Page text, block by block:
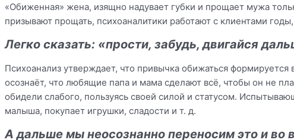
«Обиженная» жена, изящно надувает губки и прощает мужа
призывают прощать, психоаналитики работают с клиентами
Легко сказать: «прости, забудь, двигайся
Психоанализ утверждает, что привычка обижаться
осознаёт, что любящие папа и мама сделают всё, чтобы он не
обидели слабого, пользуясь своей силой и статусом.
малыша, покупает игрушки, сладости и т. д.
А дальше мы неосознанно переносим это и во